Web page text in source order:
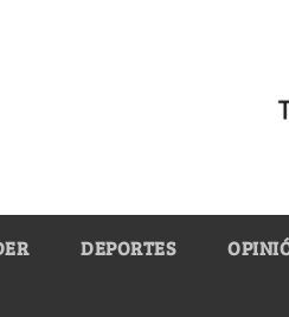
DEPORTES